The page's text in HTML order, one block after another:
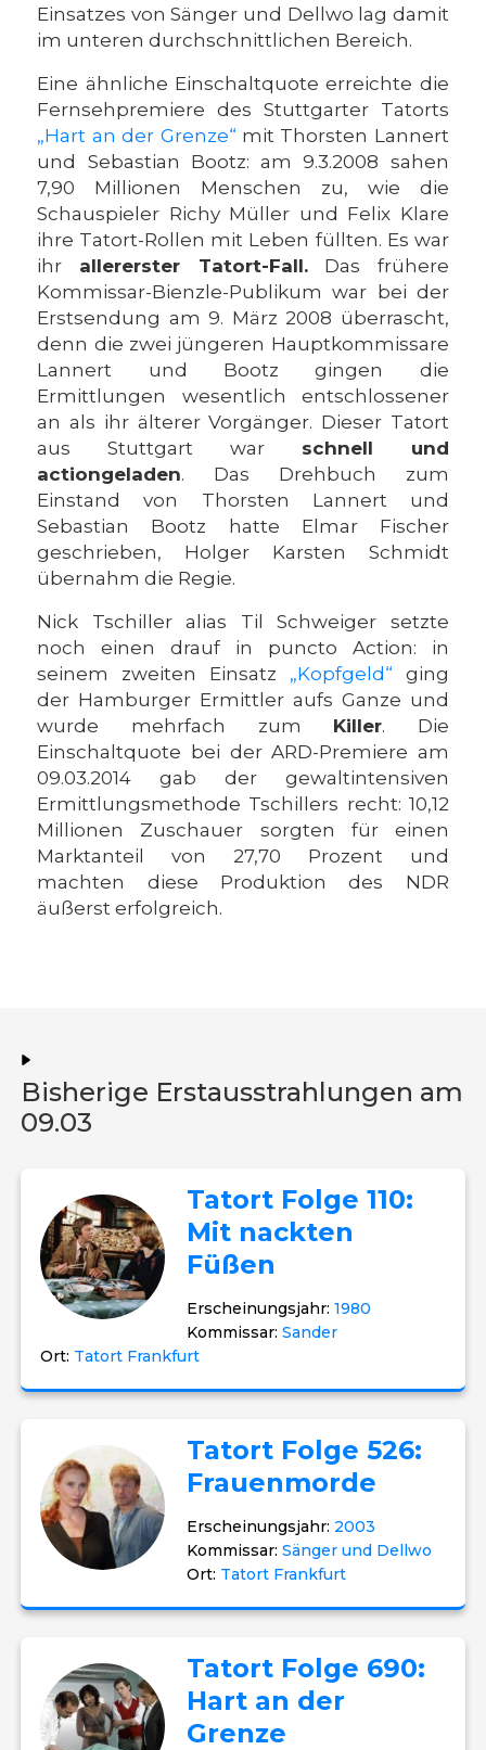
Einsatzes von Sänger und Dellwo lag damit
im unteren durchschnittlichen Bereich.
Eine ähnliche Einschaltquote erreichte die
Fernsehpremiere des Stuttgarter Tatorts
„Hart an der Grenze“ mit Thorsten Lannert
und Sebastian Bootz: am 9.3.2008 sahen
7,90 Millionen Menschen zu, wie die
Schauspieler Richy Müller und Felix Klare
ihre Tatort-Rollen mit Leben füllten. Es war
ihr allererster Tatort-Fall.Das frühere
Kommissar-Bienzle-Publikum war bei der
Erstsendung am 9. März 2008 überrascht,
denn die zwei jüngeren Hauptkommissare
Lannert und Bootz gingen die
Ermittlungen wesentlich entschlossener
an als ihr älterer Vorgänger. Dieser Tatort
aus Stuttgart war schnell und
actiongeladen. Das Drehbuch zum
Einstand von Thorsten Lannert und
Sebastian Bootz hatte Elmar Fischer
geschrieben, Holger Karsten Schmidt
übernahm die Regie.
Nick Tschiller alias Til Schweiger setzte
noch einen drauf in puncto Action: in
seinem zweiten Einsatz „Kopfgeld“ ging
der Hamburger Ermittler aufs Ganze und
wurde mehrfach zum Killer. Die
Einschaltquote bei der ARD-Premiere am
09.03.2014 gab der gewaltintensiven
Ermittlungsmethode Tschillers recht: 10,12
Millionen Zuschauer sorgten für einen
Marktanteil von 27,70 Prozent und
machten diese Produktion des NDR
äußerst erfolgreich.
Bisherige Erstausstrahlungen am
09.03
Tatort Folge 110:
Mit nackten
Füßen
Erscheinungsjahr:1980
Kommissar:Sander
Ort: Tatort Frankfurt
Tatort Folge 526:
Frauenmorde
Erscheinungsjahr: 2003
Kommissar:Sänger und Dellwo
Ort: Tatort Frankfurt
Tatort Folge 690:
Hart an der
Grenze